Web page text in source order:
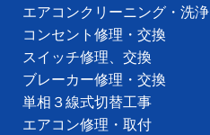
エアコンクリーニング・洗浄
コンセント修理・交換
スイッチ修理、交換
ブレーカー修理・交換
単相３線式切替工事
エアコン修理・取付